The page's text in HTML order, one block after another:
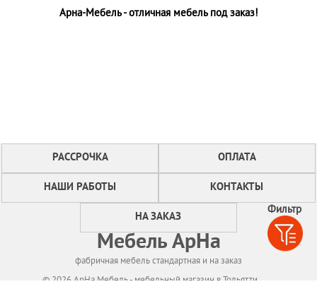
Фильтр
Арна-Мебель - отличная мебель под заказ!
РАССРОЧКА ОПЛАТА
НАШИ РАБОТЫ КОНТАКТЫ
НА ЗАКАЗ
Мебель АрНа
фабричная мебель стандартная и на заказ
© 2026 АрНа Мебель - мебельный магазин в Тольятти